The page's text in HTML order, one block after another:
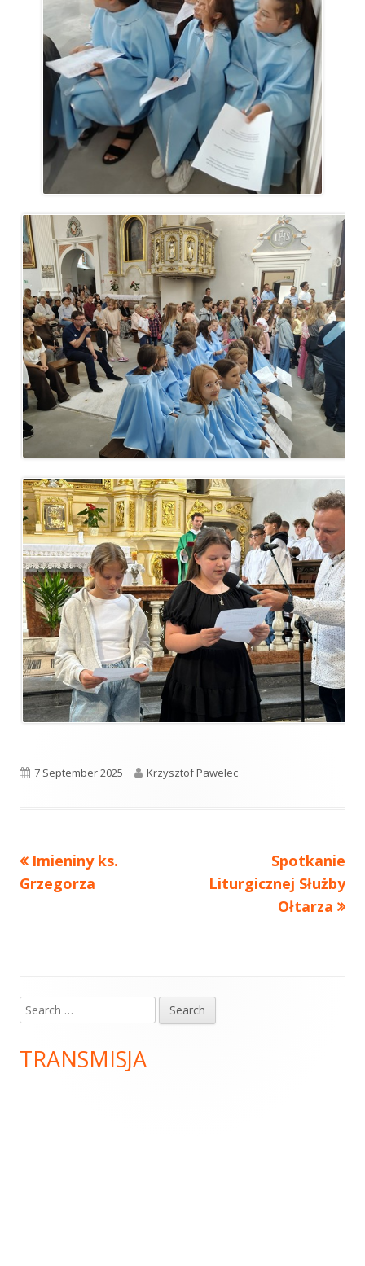
Published
7 September 2025 Author
Krzysztof Pawelec
Post
navigation
Previous
article:
Imieniny ks.
Grzegorza
Next
article:
Spotkanie
Liturgicznej Służby
Ołtarza
Main
Sidebar
Search
for:
TRANSMISJA